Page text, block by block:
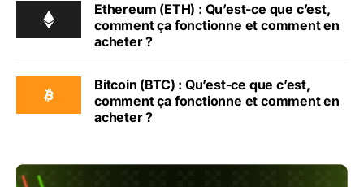
Ethereum (ETH) : Qu’est-ce que c’est,
comment ça fonctionne et comment en
acheter ?
Bitcoin (BTC) : Qu’est-ce que c’est,
comment ça fonctionne et comment en
acheter ?